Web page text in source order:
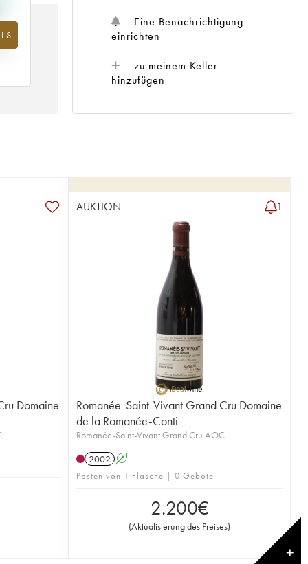
Eine Benachrichtigung
einrichten
zu meinem Keller
hinzufügen
Domaine
AUKTION 1
Romanée-Saint-Vivant Grand Cru Domaine
de la Romanée-Conti
Romanée-Saint-Vivant Grand Cru AOC
2002 A
Posten von 1 Flasche | 0 Gebote
2.200€
(Aktualisierung des Preises)
✕